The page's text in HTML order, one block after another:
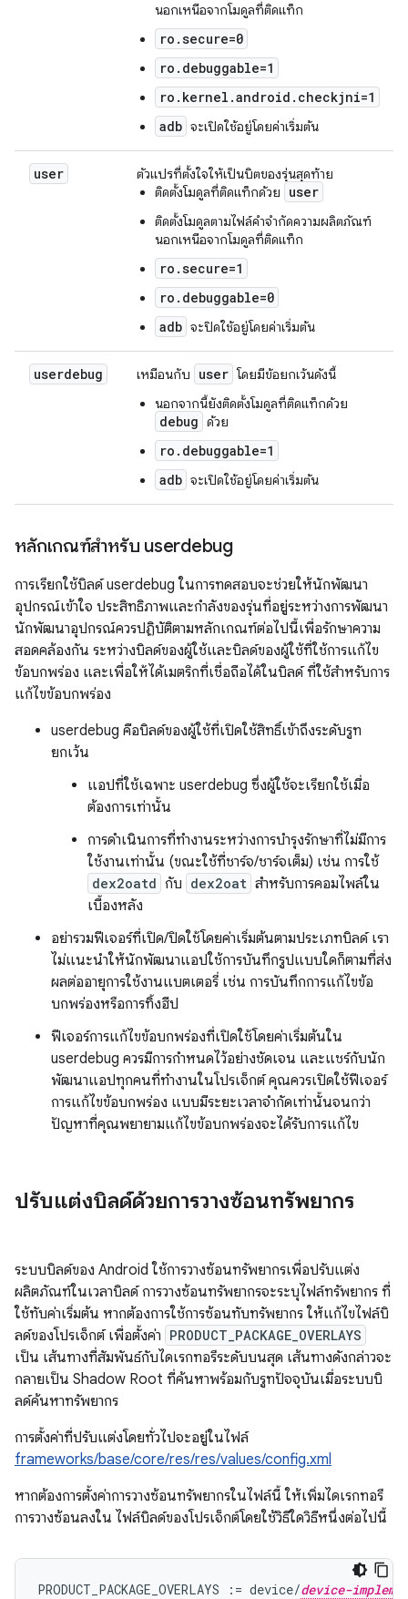
นอกเหนือจากโมดูลที่ติดแท็ก
ro.secure=0
ro.debuggable=1
ro.kernel.android.checkjni=1
adb จะเปิดใช้อยู่โดยค่าเริ่มต้น
user
ตัวแปรที่ตั้งใจให้เป็นบิตของรุ่นสุดท้าย
ติดตั้งโมดูลที่ติดแท็กด้วย
user
ติดตั้งโมดูลตามไฟล์คำจำกัดความผลิตภัณฑ์
นอกเหนือจากโมดูลที่ติดแท็ก
ro.secure=1
ro.debuggable=0
adb จะปิดใช้อยู่โดยค่าเริ่มต้น
userdebug เหมือนกับ user โดยมีข้อยกเว้นดังนี้
นอกจากนี้ยังติดตั้งโมดูลที่ติดแท็กด้วย
debug ด้วย
ro.debuggable=1
adb จะเปิดใช้อยู่โดยค่าเริ่มต้น
หลักเกณฑ์สำหรับ userdebug
การเรียกใช้บิลด์ userdebug ในการทดสอบจะช่วยให้นักพัฒนา
อุปกรณ์เข้าใจ ประสิทธิภาพและกำลังของรุ่นที่อยู่ระหว่างการพัฒนา
นักพัฒนาอุปกรณ์ควรปฏิบัติตามหลักเกณฑ์ต่อไปนี้เพื่อรักษาความ
สอดคล้องกัน ระหว่างบิลด์ของผู้ใช้และบิลด์ของผู้ใช้ที่ใช้การแก้ไข
ข้อบกพร่อง และเพื่อให้ได้เมตริกที่เชื่อถือได้ในบิลด์ ที่ใช้สำหรับการ
แก้ไขข้อบกพร่อง
userdebug คือบิลด์ของผู้ใช้ที่เปิดใช้สิทธิ์เข้าถึงระดับรูท
ยกเว้น
แอปที่ใช้เฉพาะ userdebug ซึ่งผู้ใช้จะเรียกใช้เมื่อ
ต้องการเท่านั้น
การดำเนินการที่ทำงานระหว่างการบำรุงรักษาที่ไม่มีการ
ใช้งานเท่านั้น (ขณะใช้ที่ชาร์จ/ชาร์จเต็ม) เช่น การใช้
dex2oatd กับ dex2oat สำหรับการคอมไพล์ใน
เบื้องหลัง
อย่ารวมฟีเจอร์ที่เปิด/ปิดใช้โดยค่าเริ่มต้นตามประเภทบิลด์ เรา
ไม่แนะนำให้นักพัฒนาแอปใช้การบันทึกรูปแบบใดก็ตามที่ส่ง
ผลต่ออายุการใช้งานแบตเตอรี่ เช่น การบันทึกการแก้ไขข้อ
บกพร่องหรือการทิ้งฮีป
ฟีเจอร์การแก้ไขข้อบกพร่องที่เปิดใช้โดยค่าเริ่มต้นใน
userdebug ควรมีการกำหนดไว้อย่างชัดเจน และแชร์กับนัก
พัฒนาแอปทุกคนที่ทำงานในโปรเจ็กต์ คุณควรเปิดใช้ฟีเจอร์
การแก้ไขข้อบกพร่อง แบบมีระยะเวลาจำกัดเท่านั้นจนกว่า
ปัญหาที่คุณพยายามแก้ไขข้อบกพร่องจะได้รับการแก้ไข
ปรับแต่งบิลด์ด้วยการวางซ้อนทรัพยากร
ระบบบิลด์ของ Android ใช้การวางซ้อนทรัพยากรเพื่อปรับแต่ง
ผลิตภัณฑ์ในเวลาบิลด์ การวางซ้อนทรัพยากรจะระบุไฟล์ทรัพยากร ที่
ใช้ทับค่าเริ่มต้น หากต้องการใช้การซ้อนทับทรัพยากร ให้แก้ไขไฟล์บิ
ลด์ของโปรเจ็กต์ เพื่อตั้งค่า PRODUCT_PACKAGE_OVERLAYS
เป็น เส้นทางที่สัมพันธ์กับไดเรกทอรีระดับบนสุด เส้นทางดังกล่าวจะ
กลายเป็น Shadow Root ที่ค้นหาพร้อมกับรูทปัจจุบันเมื่อระบบบิ
ลด์ค้นหาทรัพยากร
การตั้งค่าที่ปรับแต่งโดยทั่วไปจะอยู่ในไฟล์
frameworks/base/core/res/res/values/config.xml
หากต้องการตั้งค่าการวางซ้อนทรัพยากรในไฟล์นี้ ให้เพิ่มไดเรกทอรี
การวางซ้อนลงใน ไฟล์บิลด์ของโปรเจ็กต์โดยใช้วิธีใดวิธีหนึ่งต่อไปนี้
PRODUCT_PACKAGE_OVERLAYS := device/device-